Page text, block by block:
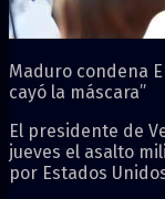
Maduro condena
cayó la máscara”
El presidente de
jueves el asalto
por Estados